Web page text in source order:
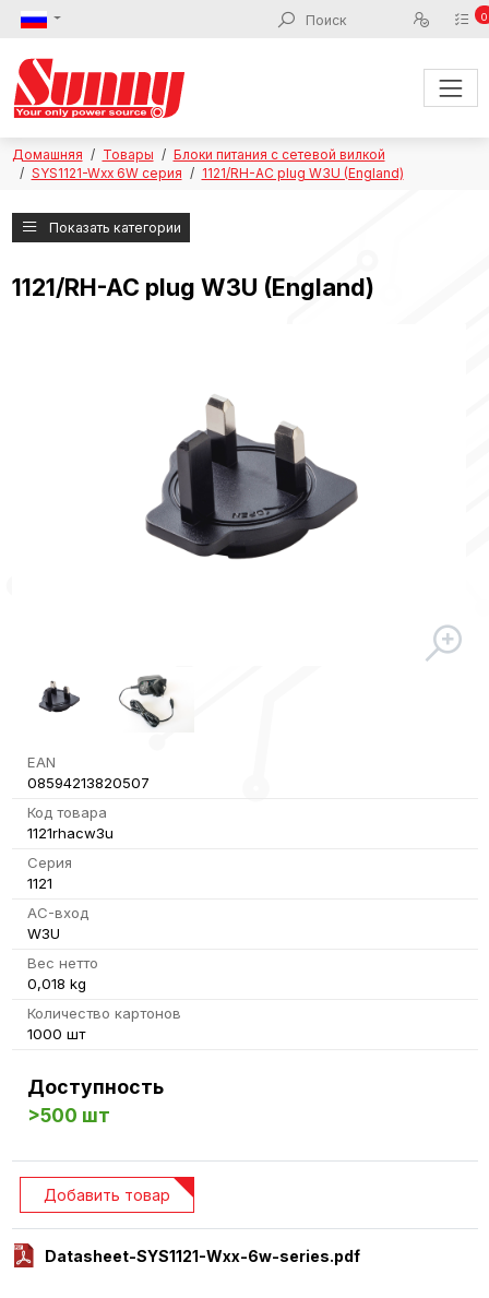
0
Домашняя Товары
Блоки питания с сетевой вилкой
SYS1121-Wxx 6W серия
1121/RH-AC plug W3U (England)
Показать категории
1121/RH-AC plug W3U (England)
EAN
08594213820507
Код товара
1121rhacw3u
Серия
1121
AC-вход
W3U
Вес нетто
0,018 kg
Количество картонов
1000 шт
Доступность
>500 шт
Datasheet-SYS1121-Wxx-6w-series.pdf
Добавить товар